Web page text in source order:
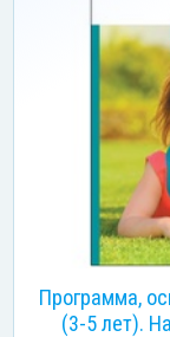
Программа,
(3-5 лет).